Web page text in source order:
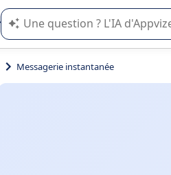
L'IA de Appvizer vous guide
Messagerie instantanée